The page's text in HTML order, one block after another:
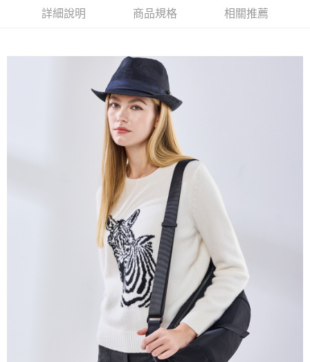
2.付款方式選擇「大哥付你分期」，訂單成立後會自動跳轉到大哥付的交易
流程，驗證手機門號後，選擇欲分期的期數、繳款截止日，確認付款後即完
4.訂單成立30分鐘內，如未前往確認交易或遇審核未通過，訂單將自動取
消。如遇「轉專審核」未通過狀況，表示未達大哥付你分期系統評分，恕無
1.分期款項不併入電信帳單，「大哥付你分期」於每月結算日後寄送繳費提
2.透過簡訊連結打開帳單後，可選擇「超商條碼／台灣大直營門市／銀行轉
帳／街口支付／iPASS MONEY」等通路繳費。
1.本服務係由「台灣大哥大股份有限公司」（以下簡稱本公司）所提供，讓
用戶於交易時，得透過本服務購買商品或服務，並由商店將買賣／分期付款
買賣價金債權讓與本公司後，依約使用本公司帳單繳交帳款。
2.基於同意付款使用「大哥付你分期」之契約關係目的，商店將以您的個人
資料（包含姓名、電話或地址）提供予台灣大哥大進項蒐集、處理及利用，
由本公司與您本人進行分期帳單所需資料之確認、核對及更正。
3.完整用戶服務條款，請詳閱以下連結：https://oppay.tw/userRule
每筆NT$60，滿NT$1,000(含以上)免運費
每筆NT$60，滿NT$1,000(含以上)免運費
每筆NT$60，滿NT$1,000(含以上)免運費
每筆NT$60，滿NT$1,000(含以上)免運費
每筆NT$80，滿NT$1,000(含以上)免運費
詳細說明 商品規格 相關推薦